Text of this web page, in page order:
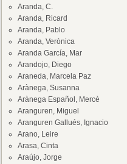
Aranda, C.
Aranda, Ricard
Aranda, Pablo
Aranda, Verònica
Aranda García, Mar
Arandojo, Diego
Araneda, Marcela Paz
Arànega, Susanna
Arànega Español, Mercè
Aranguren, Miguel
Aranguren Gallués, Ignacio
Arano, Leire
Arasa, Cinta
Araújo, Jorge